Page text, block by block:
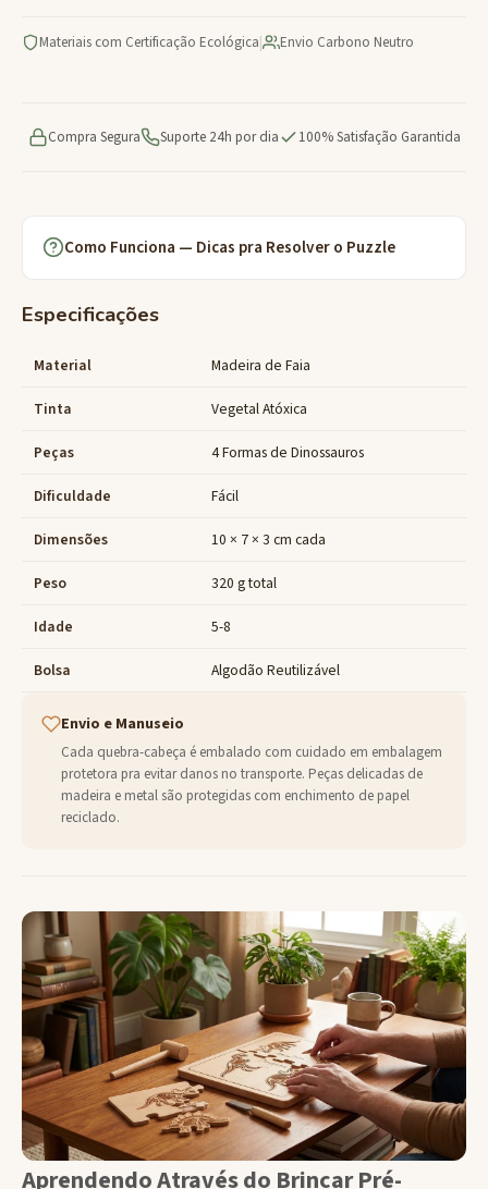
Materiais com Certificação Ecológica| Envio Carbono Neutro
Compra Segura Suporte 24h por dia 100% Satisfação Garantida
Como Funciona — Dicas pra Resolver o Puzzle
Especificações
Material Madeira de Faia
Tinta Vegetal Atóxica
Peças 4 Formas de Dinossauros
Dificuldade Fácil
Dimensões 10 × 7 × 3 cm cada
Peso 320 g total
Idade 5-8
Bolsa Algodão Reutilizável
Envio e Manuseio
Cada quebra-cabeça é embalado com cuidado em embalagem
protetora pra evitar danos no transporte. Peças delicadas de
madeira e metal são protegidas com enchimento de papel
reciclado.
Aprendendo Através do Brincar Pré-